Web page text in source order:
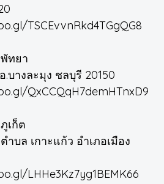
TSCEvvnRkd4TGgQG8
ทยา
บางละมุง ชลบุรี 20150
QxCCQqH7demHTnxD9
เก็ต
บล เกาะแก้ว อำเภอเมือง
LHHe3Kz7yg1BEMK66